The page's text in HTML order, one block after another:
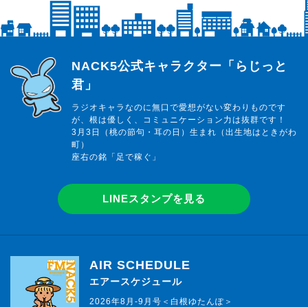
らじっと君
NACK5公式キャラクター「らじっと
君」
ラジオキャラなのに無口で愛想がない変わりものです
が、根は優しく、コミュニケーション力は抜群です！
3月3日（桃の節句・耳の日）生まれ（出生地はときがわ
町）
座右の銘「足で稼ぐ」
LINEスタンプを見る
AIR SCHEDULE
エアースケジュール
2026年8月-9月号＜白根ゆたんぽ＞